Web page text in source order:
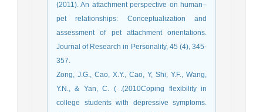
(2011). An attachment perspective on human–
pet relationships: Conceptualization and
assessment of pet attachment orientations.
Journal of Research in Personality, 45 (4), 345-
357.
Zong, J.G., Cao, X.Y., Cao, Y, Shi, Y.F., Wang,
Y.N., & Yan, C. ( .(2010Coping flexibility in
college students with depressive symptoms.